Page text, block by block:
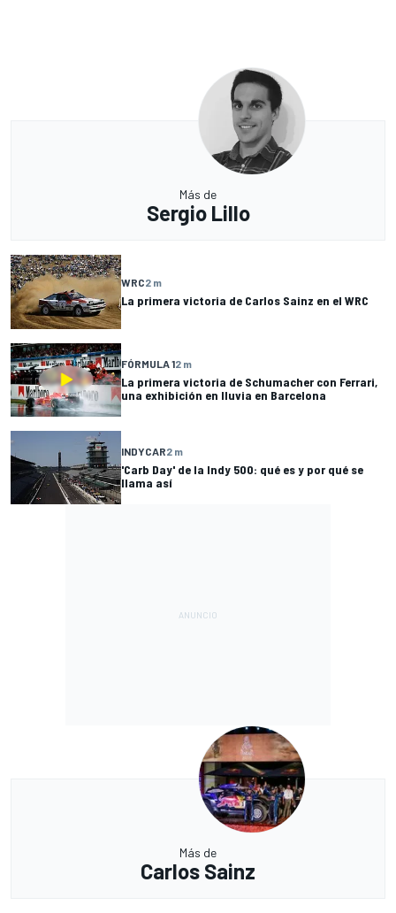
Más de
Sergio Lillo
WRC2 m
La primera victoria de Carlos Sainz en el WRC
FÓRMULA 12 m
La primera victoria de Schumacher con Ferrari,
una exhibición en lluvia en Barcelona
INDYCAR2 m
'Carb Day' de la Indy 500: qué es y por qué se
llama así
Más de
Carlos Sainz